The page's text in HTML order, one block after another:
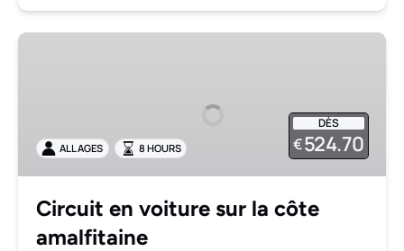
Circuit
côte
amalfitaine
DÈS
€524.70
ALL AGES 8 HOURS
Circuit en voiture sur la côte
amalfitaine